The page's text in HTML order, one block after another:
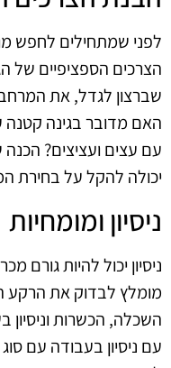
לפני שמתחילים לחפש
הצרכים הספציפיים של
שברצון לגדל, את
האם מדובר בגינה קטנה
עם עצים ועציצים?
יכולה להקל על בחירת
ניסיון ומומחיות
ניסיון יכול להיות גורם
מומלץ לבדוק את הרקע
השכלה, הכשרות וניסיון
עם ניסיון בעבודה עם